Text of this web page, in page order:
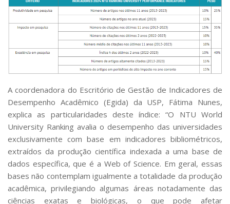
Agenda de Eventos
A coordenadora do Escritório de Gestão de Indicadores de
Desempenho Acadêmico (Egida) da USP, Fátima Nunes,
explica as particularidades deste índice: “O NTU World
University Ranking avalia o desempenho das universidades
exclusivamente com base em indicadores bibliométricos,
extraídos da produção científica indexada a uma base de
dados específica, que é a Web of Science. Em geral, essas
bases não contemplam igualmente a totalidade da produção
acadêmica, privilegiando algumas áreas notadamente das
ciências exatas e biológicas, o que pode afetar